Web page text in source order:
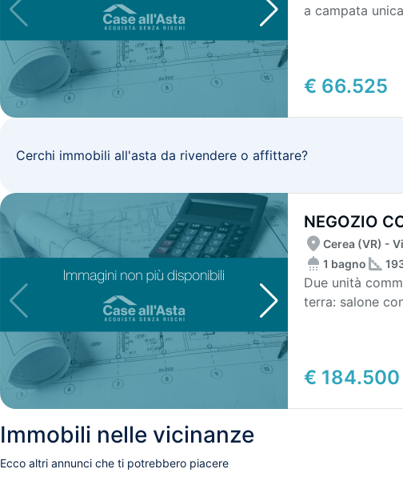
€ 66.525
a campata
Cerchi immobili all'asta da rivendere o affittare?
NEGOZIO
CEREA
€ 184.500
Cerea (VR) -
1 bagno
Due unità
terra: salone
Immobili nelle vicinanze
Ecco altri annunci che ti potrebbero piacere